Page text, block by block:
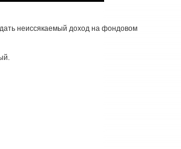
неиссякаемый доход на фондовом